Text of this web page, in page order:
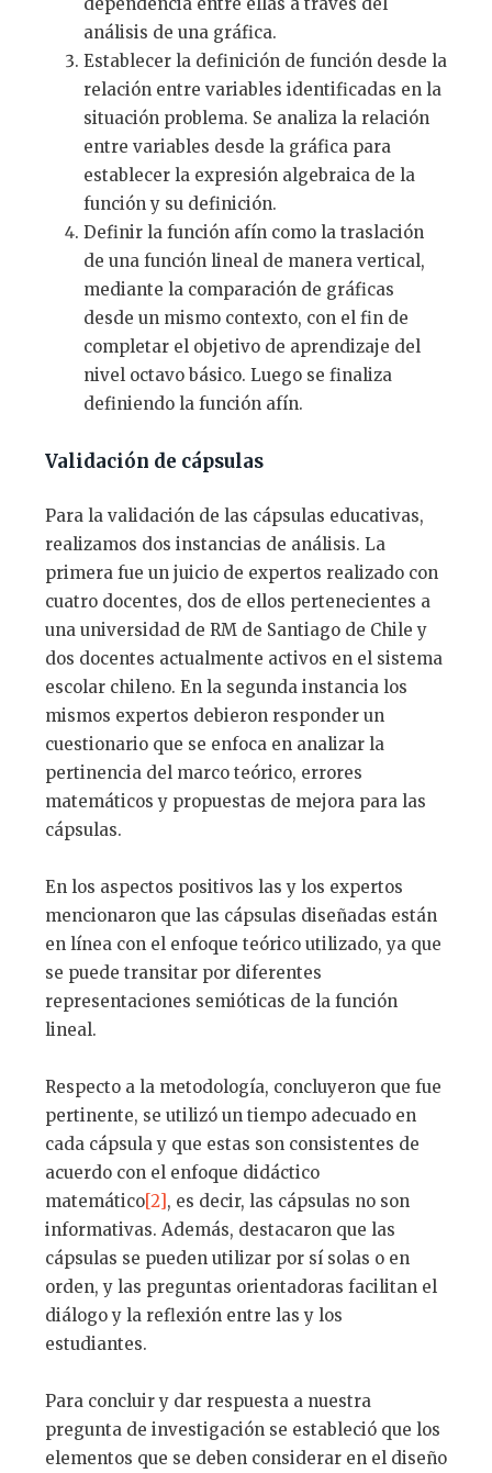
dependencia entre ellas a través del
análisis de una gráfica.
Establecer la definición de función desde la
relación entre variables identificadas en la
situación problema. Se analiza la relación
entre variables desde la gráfica para
establecer la expresión algebraica de la
función y su definición.
Definir la función afín como la traslación
de una función lineal de manera vertical,
mediante la comparación de gráficas
desde un mismo contexto, con el fin de
completar el objetivo de aprendizaje del
nivel octavo básico. Luego se finaliza
definiendo la función afín.
Validación de cápsulas
Para la validación de las cápsulas educativas,
realizamos dos instancias de análisis. La
primera fue un juicio de expertos realizado con
cuatro docentes, dos de ellos pertenecientes a
una universidad de RM de Santiago de Chile y
dos docentes actualmente activos en el sistema
escolar chileno. En la segunda instancia los
mismos expertos debieron responder un
cuestionario que se enfoca en analizar la
pertinencia del marco teórico, errores
matemáticos y propuestas de mejora para las
cápsulas.
En los aspectos positivos las y los expertos
mencionaron que las cápsulas diseñadas están
en línea con el enfoque teórico utilizado, ya que
se puede transitar por diferentes
representaciones semióticas de la función
lineal.
Respecto a la metodología, concluyeron que fue
pertinente, se utilizó un tiempo adecuado en
cada cápsula y que estas son consistentes de
acuerdo con el enfoque didáctico
matemático[2], es decir, las cápsulas no son
informativas. Además, destacaron que las
cápsulas se pueden utilizar por sí solas o en
orden, y las preguntas orientadoras facilitan el
diálogo y la reflexión entre las y los
estudiantes.
Para concluir y dar respuesta a nuestra
pregunta de investigación se estableció que los
elementos que se deben considerar en el diseño